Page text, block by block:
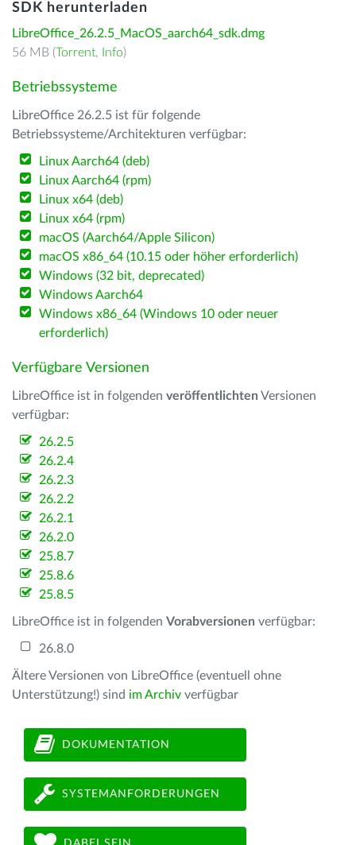
SDK herunterladen
LibreOffice_26.2.5_MacOS_aarch64_sdk.dmg
56 MB (Torrent, Info)
Betriebssysteme
LibreOffice 26.2.5 ist für folgende
Betriebssysteme/Architekturen verfügbar:
Linux Aarch64 (deb)
Linux Aarch64 (rpm)
Linux x64 (deb)
Linux x64 (rpm)
macOS (Aarch64/Apple Silicon)
macOS x86_64 (10.15 oder höher erforderlich)
Windows (32 bit, deprecated)
Windows Aarch64
Windows x86_64 (Windows 10 oder neuer
erforderlich)
Verfügbare Versionen
LibreOffice ist in folgenden veröffentlichten Versionen
verfügbar:
26.2.5
26.2.4
26.2.3
26.2.2
26.2.1
26.2.0
25.8.7
25.8.6
25.8.5
LibreOffice ist in folgenden Vorabversionen verfügbar:
26.8.0
Ältere Versionen von LibreOffice (eventuell ohne
Unterstützung!) sind im Archiv verfügbar
DOKUMENTATION
SYSTEMANFORDERUNGEN